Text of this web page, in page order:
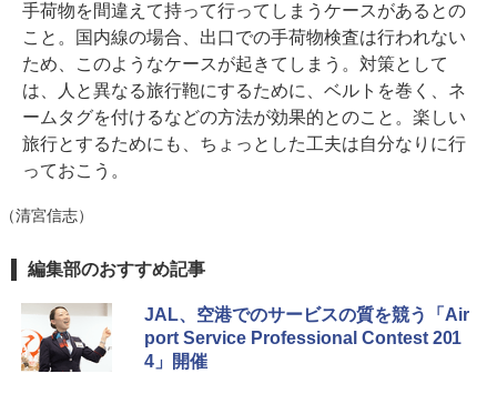
手荷物を間違えて持って行ってしまうケースがあるとの
こと。国内線の場合、出口での手荷物検査は行われない
ため、このようなケースが起きてしまう。対策として
は、人と異なる旅行鞄にするために、ベルトを巻く、ネ
ームタグを付けるなどの方法が効果的とのこと。楽しい
旅行とするためにも、ちょっとした工夫は自分なりに行
っておこう。
（清宮信志）
編集部のおすすめ記事
JAL、空港でのサービスの質を競う「Air
port Service Professional Contest 201
4」開催